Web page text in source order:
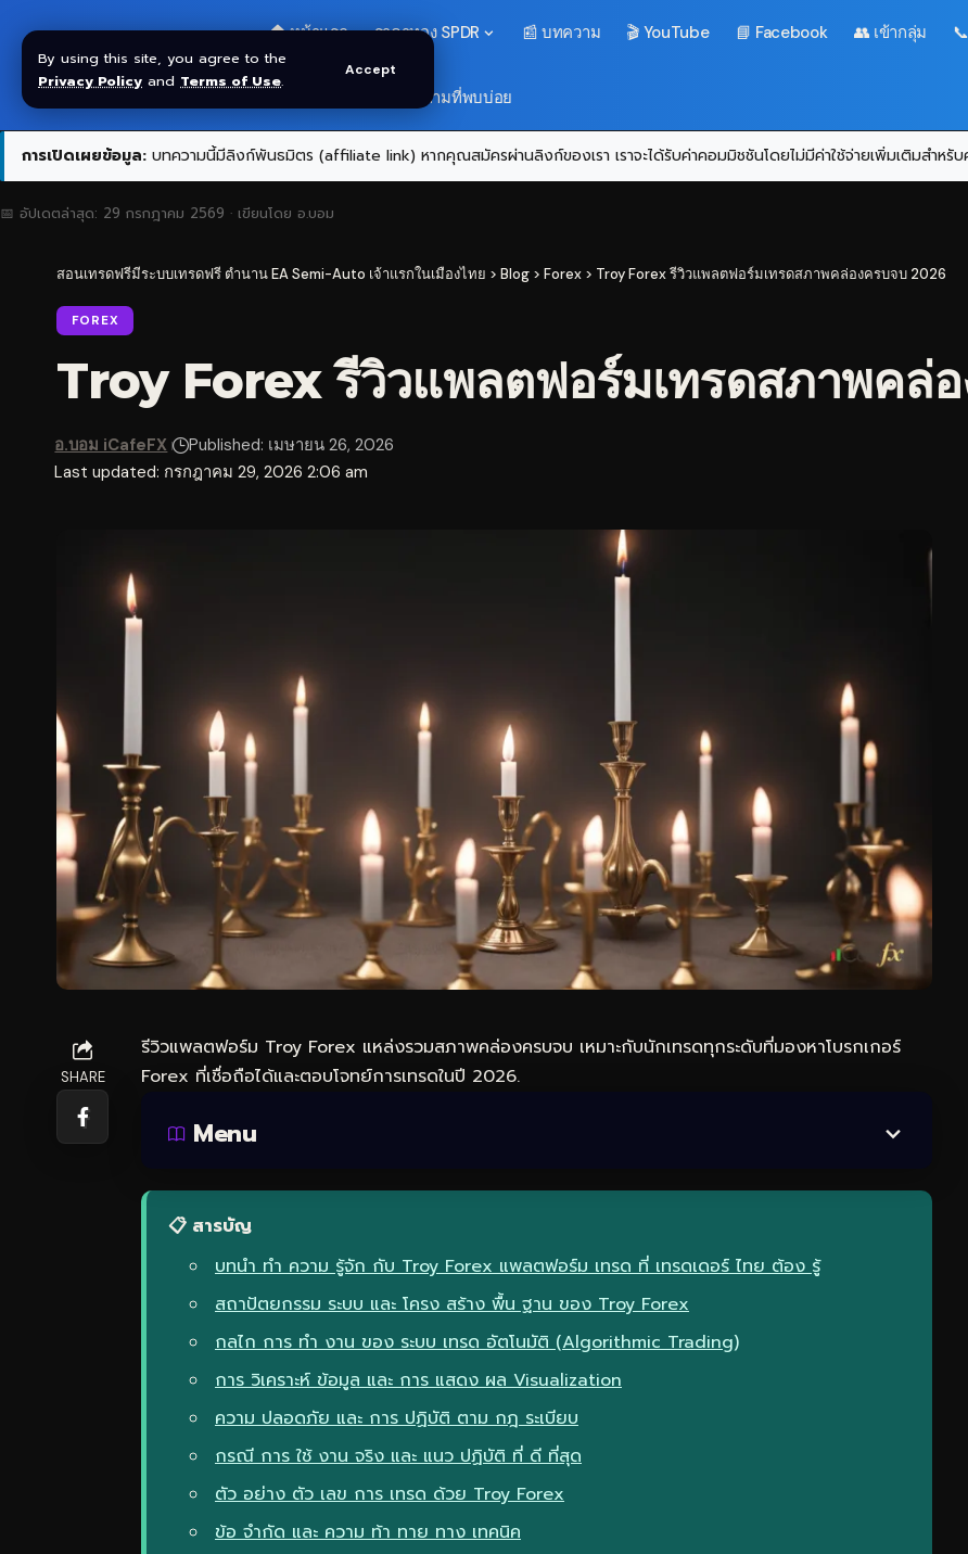
By using this site, you agree to the
Privacy Policy and Terms of Use.
Accept
🏠 หน้าแรก ราคาทอง SPDR 📰 บทความ 🎬 YouTube 📘 Facebook 👥 เข้ากลุ่ม
❓ คำถามที่พบบ่อย
การเปิดเผยข้อมูล: บทความนี้มีลิงก์พันธมิตร (affiliate link) หากคุณสมัครผ่านลิงก์ของเรา เราจะได้รับค่าคอมมิชชันโดยไม่มีค่าใช้จ่ายเพิ่มเติมสำหรั
📅 อัปเดตล่าสุด: 29 กรกฎาคม 2569 · เขียนโดย อ.บอม
สอนเทรดฟรีมีระบบเทรดฟรี ตำนาน EA Semi-Auto เจ้าแรกในเมืองไทย > Blog > Forex > Troy Forex รีวิวแพลตฟอร์มเทรดสภาพคล่องครบจบ 2026
FOREX
Troy Forex รีวิวแพลตฟอร์มเทรดสภาพคล่
Last updated: กรกฎาคม 29, 2026 2:06 am
อ.บอม iCafeFX Published: เมษายน 26, 2026
SHARE
รีวิวแพลตฟอร์ม Troy Forex แหล่งรวมสภาพคล่องครบจบ เหมาะกับนักเทรดทุกระดับที่มองหาโบรกเกอร์
Forex ที่เชื่อถือได้และตอบโจทย์การเทรดในปี 2026.
Menu
📋 สารบัญ
บทนำ ทำ ความ รู้จัก กับ Troy Forex แพลตฟอร์ม เทรด ที่ เทรดเดอร์ ไทย ต้อง รู้
สถาปัตยกรรม ระบบ และ โครง สร้าง พื้น ฐาน ของ Troy Forex
กลไก การ ทำ งาน ของ ระบบ เทรด อัตโนมัติ (Algorithmic Trading)
การ วิเคราะห์ ข้อมูล และ การ แสดง ผล Visualization
ความ ปลอดภัย และ การ ปฏิบัติ ตาม กฎ ระเบียบ
กรณี การ ใช้ งาน จริง และ แนว ปฏิบัติ ที่ ดี ที่สุด
ตัว อย่าง ตัว เลข การ เทรด ด้วย Troy Forex
ข้อ จำกัด และ ความ ท้า ทาย ทาง เทคนิค